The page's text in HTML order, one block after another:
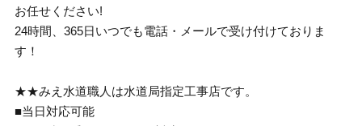
お任せください!
24時間、365日いつでも電話・メールで受け付けておりま
す！
★★みえ水道職人は水道局指定工事店です。
■当日対応可能